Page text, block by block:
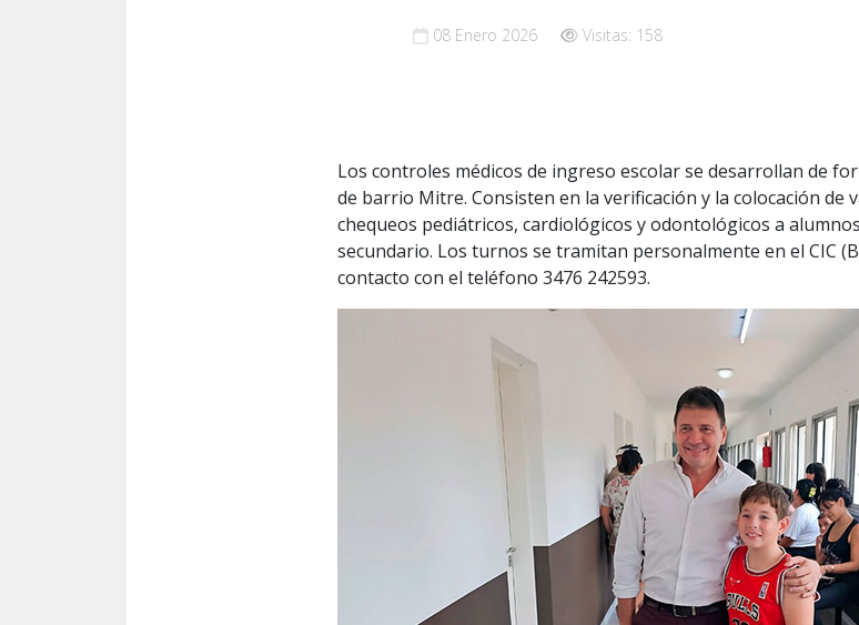
08 Enero 2026 Visitas: 158
Los controles médicos de ingreso escolar se desarrollan de
de barrio Mitre. Consisten en la verificación y la colocación de
chequeos pediátricos, cardiológicos y odontológicos a
secundario. Los turnos se tramitan personalmente en el CIC
contacto con el teléfono 3476 242593.